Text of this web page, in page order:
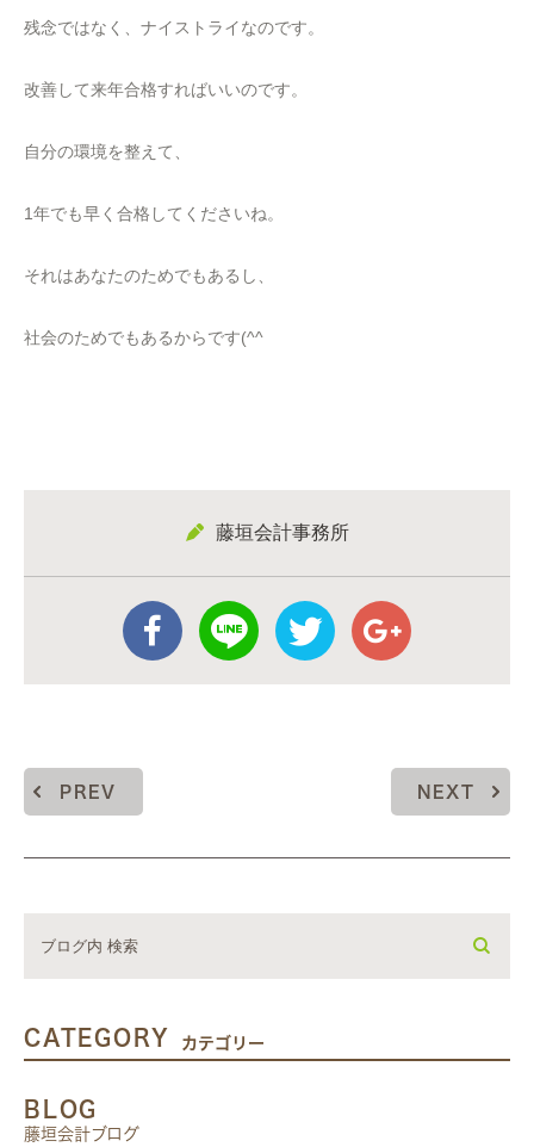
残念ではなく、ナイストライなのです。
改善して来年合格すればいいのです。
自分の環境を整えて、
1年でも早く合格してくださいね。
それはあなたのためでもあるし、
社会のためでもあるからです(^^
藤垣会計事務所
PREV NEXT
CATEGORY カテゴリー
BLOG
藤垣会計ブログ